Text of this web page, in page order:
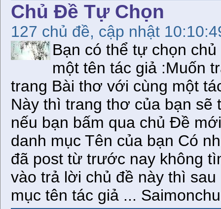
Chủ Ðề Tự Chọn
127 chủ đề, cập nhật
Bạn có thể tự chọn
một tên tác giả :Muốn
trang Bài thơ với cùng một
Này thì trang thơ của bạn sẽ
nếu bạn bấm qua chủ Đề
danh mục Tên của bạn Có
đã post từ trước nay không
vào trả lời chủ đề này thì
mục tên tác giả ...